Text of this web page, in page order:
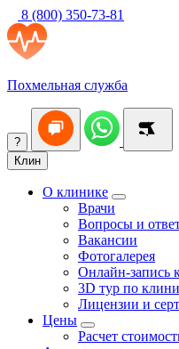
8 (800) 350-73-81
Похмельная служба
?
Клин
О клинике
Врачи
Вопросы и
Вакансии
Фотогалерея
Онлайн-запись
3D тур по
Лицензии и
Цены
Расчет